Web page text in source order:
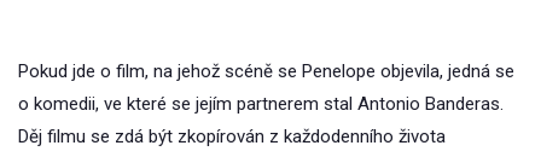
Pokud jde o film, na jehož scéně se Penelope objevila, jedná se
o komedii, ve které se jejím partnerem stal Antonio Banderas.
Děj filmu se zdá být zkopírován z každodenního života